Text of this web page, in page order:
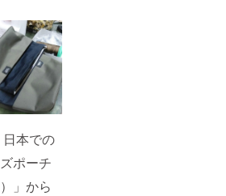
本での
ポーチ
」から